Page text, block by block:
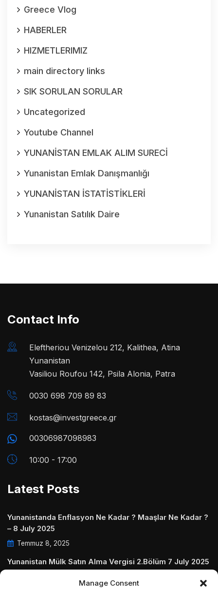
Manage Consent
Greece Vlog
HABERLER
HIZMETLERIMIZ
main directory links
SIK SORULAN SORULAR
Uncategorized
Youtube Channel
YUNANİSTAN EMLAK ALIM SURECİ
Yunanistan Emlak Danışmanlığı
YUNANİSTAN İSTATİSTİKLERİ
Yunanistan Satılık Daire
Contact Info
Eleftheriou Venizelou 212, Kalithea, Atina
Yunanistan
Vasiliou Roufou 142, Psila Alonia, Patra
0030 698 709 89 83
kostas@investgreece.gr
00306987098983
10:00 - 17:00
Latest Posts
Yunanistanda Enflasyon Ne Kadar ? Maaşlar Ne Kadar ?
– 8 July 2025
Temmuz 8, 2025
Yunanistan Mülk Satın Alma Vergisi 2.Bölüm 7 July 2025